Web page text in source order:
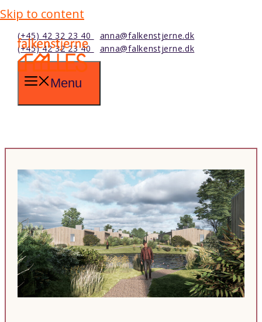
Skip to content
(+45) 42 32 23 40
anna@falkenstjerne.dk
(+45) 42 32 23 40
anna@falkenstjerne.dk
Menu